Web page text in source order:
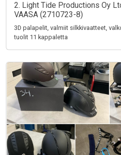
2. Light Tide Productions Oy
VAASA (2710723-8)
3D palapelit, valmiit silkkivaatteet,
tuolit 11 kappaletta